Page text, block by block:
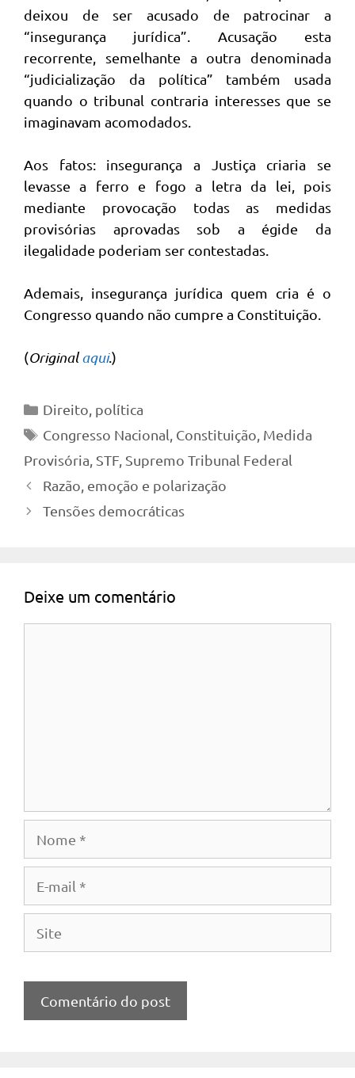
deixou de ser acusado de patrocinar a
“insegurança jurídica”. Acusação esta
recorrente, semelhante a outra denominada
“judicialização da política” também usada
quando o tribunal contraria interesses que se
imaginavam acomodados.
Aos fatos: insegurança a Justiça criaria se
levasse a ferro e fogo a letra da lei, pois
mediante provocação todas as medidas
provisórias aprovadas sob a égide da
ilegalidade poderiam ser contestadas.
Ademais, insegurança jurídica quem cria é o
Congresso quando não cumpre a Constituição.
(Originalaqui.)
Categorias
Direito política
Tags
Congresso Nacional Constituição Medida
Provisória STF Supremo Tribunal Federal
Razão, emoção e polarização
Tensões democráticas
Deixe um comentário